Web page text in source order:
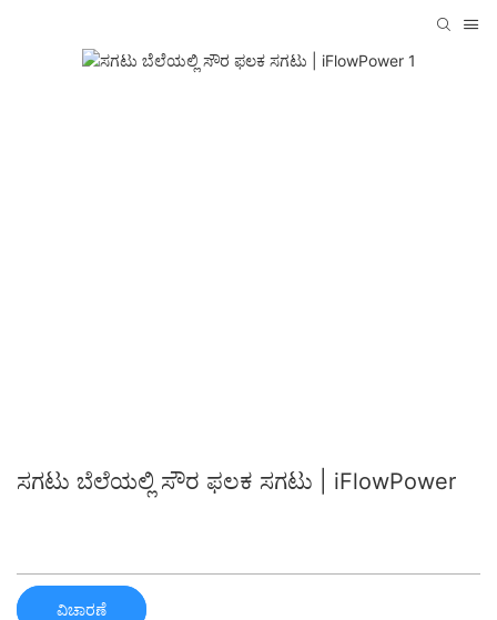
ಸಗಟು ಬೆಲೆಯಲ್ಲಿ ಸೌರ ಫಲಕ ಸಗಟು | iFlowPower
ವಿಚಾರಣೆ